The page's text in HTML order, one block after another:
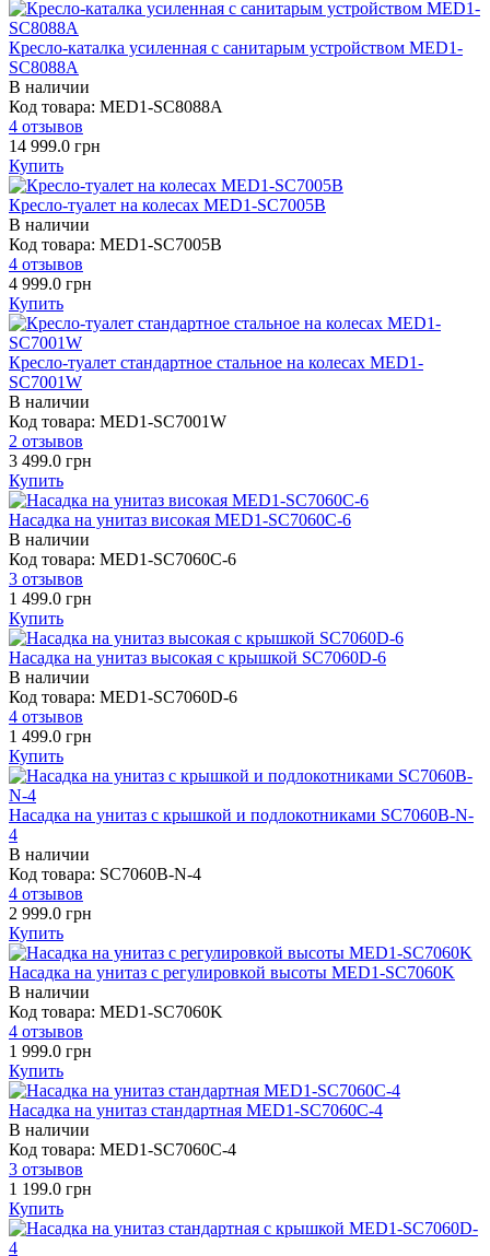
Кресло-каталка усиленная с санитарым устройством MED1-
SC8088A
В наличии
Код товара: MED1-SC8088A
4 отзывов
14 999.0 грн
Купить
Кресло-туалет на колесах MED1-SC7005B
В наличии
Код товара: MED1-SC7005B
4 отзывов
4 999.0 грн
Купить
Кресло-туалет стандартное стальное на колесах MED1-
SC7001W
В наличии
Код товара: MED1-SC7001W
2 отзывов
3 499.0 грн
Купить
Насадка на унитаз високая MED1-SC7060C-6
В наличии
Код товара: MED1-SC7060C-6
3 отзывов
1 499.0 грн
Купить
Насадка на унитаз высокая с крышкой SC7060D-6
В наличии
Код товара: MED1-SC7060D-6
4 отзывов
1 499.0 грн
Купить
Насадка на унитаз с крышкой и подлокотниками SC7060B-N-
4
В наличии
Код товара: SC7060B-N-4
4 отзывов
2 999.0 грн
Купить
Насадка на унитаз с регулировкой высоты MED1-SC7060K
В наличии
Код товара: MED1-SC7060K
4 отзывов
1 999.0 грн
Купить
Насадка на унитаз стандартная MED1-SC7060C-4
В наличии
Код товара: MED1-SC7060C-4
3 отзывов
1 199.0 грн
Купить